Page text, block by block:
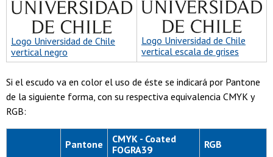
Logo Universidad de Chile
vertical negro
Logo Universidad de Chile
vertical escala de grises
Si el escudo va en color el uso de éste se indicará por Pantone
de la siguiente forma, con su respectiva equivalencia CMYK y
RGB:
Pantone
CMYK - Coated
FOGRA39
RGB